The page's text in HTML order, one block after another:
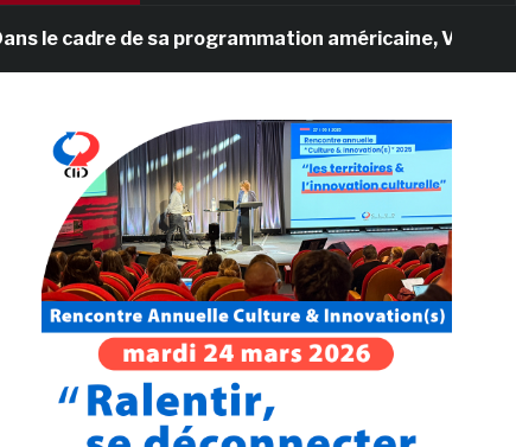
de sa programmation américaine, Versailles